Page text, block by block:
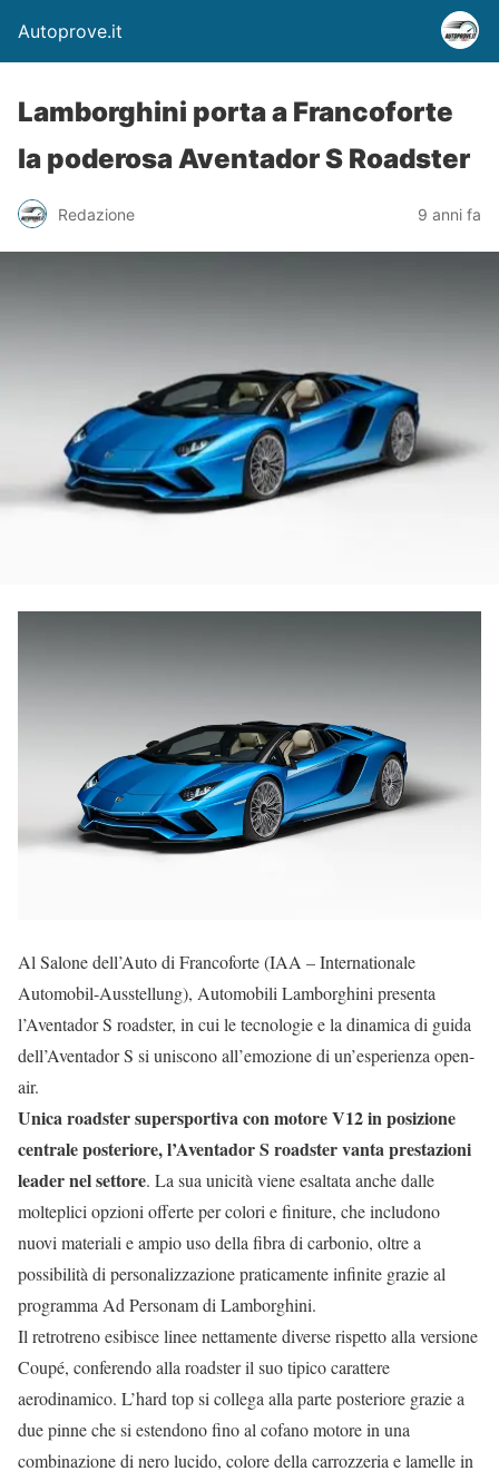
Autoprove.it
Lamborghini porta a Francoforte
la poderosa Aventador S Roadster
Redazione 9 anni fa
Al Salone dell’Auto di Francoforte (IAA – Internationale
Automobil-Ausstellung), AutomobiliLamborghinipresenta
l’Aventador S roadster, in cui le tecnologie e la dinamica di guida
dell’Aventador S si uniscono all’emozione di un’esperienza open-
air.
Unicaroadstersupersportiva con motore V12 in posizione
centrale posteriore, l’Aventador S roadstervanta prestazioni
leader nel settore. La sua unicità viene esaltata anche dalle
molteplici opzioni offerte per colori e finiture, che includono
nuovi materiali e ampio uso della fibra di carbonio, oltre a
possibilità di personalizzazione praticamente infinite grazie al
programma Ad Personam diLamborghini.
Il retrotreno esibisce linee nettamente diverse rispetto alla versione
Coupé, conferendo allaroadsteril suo tipico carattere
aerodinamico. L’hard top si collega alla parte posteriore grazie a
due pinne che si estendono fino al cofano motore in una
combinazione di nero lucido, colore della carrozzeria e lamelle in